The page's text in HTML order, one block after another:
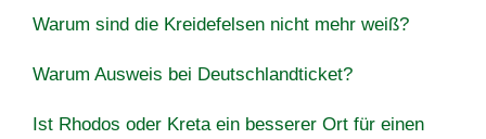
Warum sind die Kreidefelsen nicht mehr weiß?
Warum Ausweis bei Deutschlandticket?
Ist Rhodos oder Kreta ein besserer Ort für einen